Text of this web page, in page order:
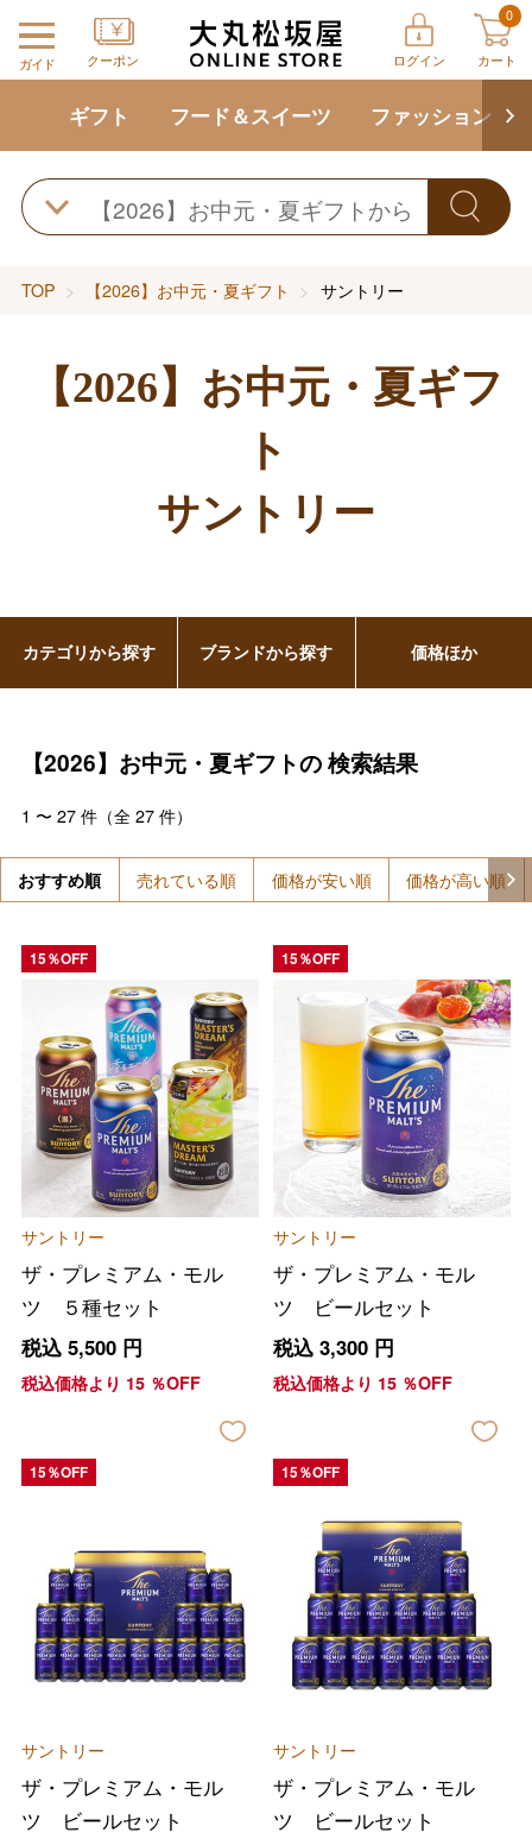
ガイド クーポン ログイン
0
カート
ギフト フード＆スイーツ ファッション
TOP 【2026】お中元・夏ギフト サントリー
【2026】お中元・夏ギフ
ト
サントリー
【2026】お中元・夏ギフトの検索結果
1 〜 27件（全 27件）
おすすめ順 売れている順 価格が安い順 価格が高い順
15％OFF
サントリー
ザ・プレミアム・モル
ツ ５種セット
税込 5,500円
税込価格より 15％OFF
15％OFF
サントリー
ザ・プレミアム・モル
ツ ビールセット
税込 3,300円
税込価格より 15％OFF
15％OFF
サントリー
ザ・プレミアム・モル
ツ ビールセット
15％OFF
サントリー
ザ・プレミアム・モル
ツ ビールセット
カテゴリから探す ブランドから探す 価格ほか